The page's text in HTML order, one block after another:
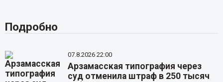
Подробно
07.8.2026 22:00
Арзамасская типография через
суд отменила штраф в 250 тысяч